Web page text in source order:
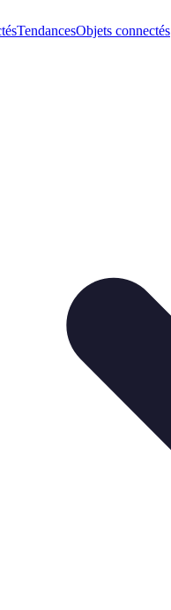
TendancesObjets connectés